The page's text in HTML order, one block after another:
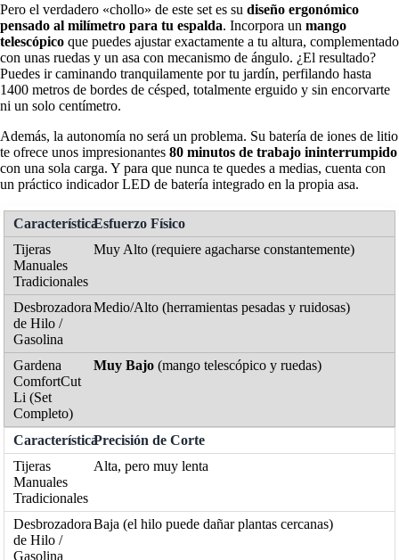
Pero el verdadero «chollo» de este set es su diseño ergonómico
pensado al milímetro para tu espalda. Incorpora un mango
telescópico que puedes ajustar exactamente a tu altura, complementado
con unas ruedas y un asa con mecanismo de ángulo. ¿El resultado?
Puedes ir caminando tranquilamente por tu jardín, perfilando hasta
1400 metros de bordes de césped, totalmente erguido y sin encorvarte
ni un solo centímetro.
Además, la autonomía no será un problema. Su batería de iones de litio
te ofrece unos impresionantes 80 minutos de trabajo ininterrumpido
con una sola carga. Y para que nunca te quedes a medias, cuenta con
un práctico indicador LED de batería integrado en la propia asa.
Esfuerzo Físico
Muy Alto (requiere agacharse constantemente)
Medio/Alto (herramientas pesadas y ruidosas)
Muy Bajo(mango telescópico y ruedas)
Precisión de Corte
Alta, pero muy lenta
Baja (el hilo puede dañar plantas cercanas)